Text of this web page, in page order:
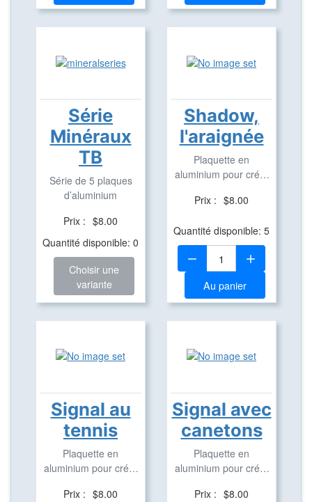
Série
Minéraux
TB
Série de 5 plaques
d’aluminium
Prix : $8.00
Quantité disponible: 0
Choisir une
variante
Shadow,
l'araignée
Plaquette en
aluminium pour créer
Prix : $8.00
Quantité disponible: 5
Quantité:
Au panier
Signal au
tennis
Plaquette en
aluminium pour créer
Prix : $8.00
Signal avec
canetons
Plaquette en
aluminium pour créer
Prix : $8.00